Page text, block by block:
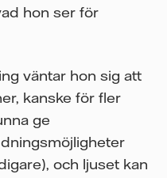
hon ser för
väntar hon sig att
kanske för fler
ge
och ljuset kan